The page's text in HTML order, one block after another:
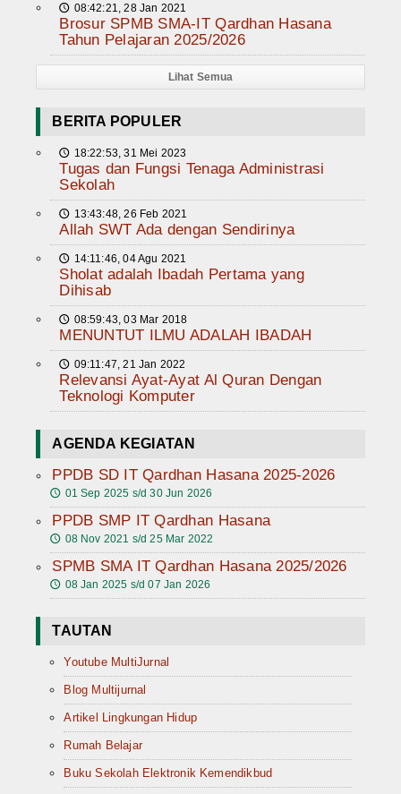
🕔 08:42:21, 28 Jan 2021
Brosur SPMB SMA-IT Qardhan Hasana
Tahun Pelajaran 2025/2026
Lihat Semua
BERITA POPULER
🕔 18:22:53, 31 Mei 2023
Tugas dan Fungsi Tenaga Administrasi
Sekolah
🕔 13:43:48, 26 Feb 2021
Allah SWT Ada dengan Sendirinya
🕔 14:11:46, 04 Agu 2021
Sholat adalah Ibadah Pertama yang
Dihisab
🕔 08:59:43, 03 Mar 2018
MENUNTUT ILMU ADALAH IBADAH
🕔 09:11:47, 21 Jan 2022
Relevansi Ayat-Ayat Al Quran Dengan
Teknologi Komputer
AGENDA KEGIATAN
PPDB SD IT Qardhan Hasana 2025-2026
🕔 01 Sep 2025 s/d 30 Jun 2026
PPDB SMP IT Qardhan Hasana
🕔 08 Nov 2021 s/d 25 Mar 2022
SPMB SMA IT Qardhan Hasana 2025/2026
🕔 08 Jan 2025 s/d 07 Jan 2026
TAUTAN
Youtube MultiJurnal
Blog Multijurnal
Artikel Lingkungan Hidup
Rumah Belajar
Buku Sekolah Elektronik Kemendikbud